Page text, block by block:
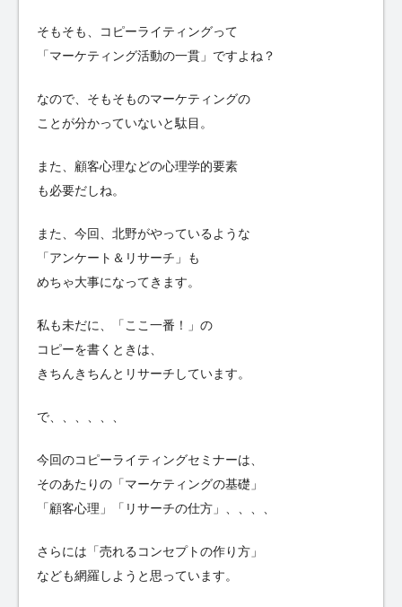
そもそも、コピーライティングって
「マーケティング活動の一貫」ですよね？
なので、そもそものマーケティングの
ことが分かっていないと駄目。
また、顧客心理などの心理学的要素
も必要だしね。
また、今回、北野がやっているような
「アンケート＆リサーチ」も
めちゃ大事になってきます。
私も未だに、「ここ一番！」の
コピーを書くときは、
きちんきちんとリサーチしています。
で、、、、、、
今回のコピーライティングセミナーは、
そのあたりの「マーケティングの基礎」
「顧客心理」「リサーチの仕方」、、、、
さらには「売れるコンセプトの作り方」
なども網羅しようと思っています。